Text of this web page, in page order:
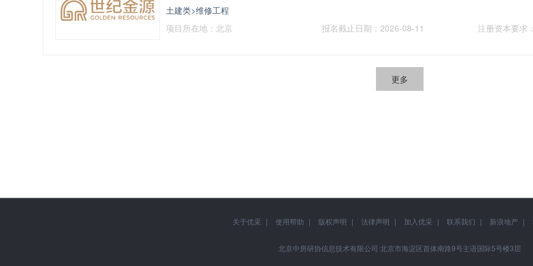
土建类>维修工程
项目所在地：北京
报名截止日期：2026-08-11 注册资本要求
更多
关于优采 使用帮助 版权声明 法律声明 加入优采 联系我们 新浪地产
北京中房研协信息技术有限公司 北京市海淀区首体南路9号主语国际5号楼3层